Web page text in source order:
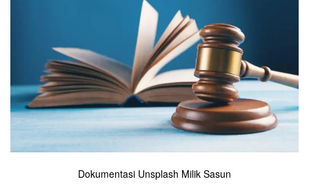
Dokumentasi Unsplash Milik Sasun